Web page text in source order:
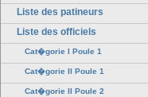
Liste des patineurs
Liste des officiels
Cat�gorie I Poule 1
Cat�gorie II Poule 1
Cat�gorie II Poule 2